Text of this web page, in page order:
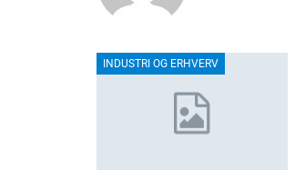
INDUSTRI OG ERHVERV